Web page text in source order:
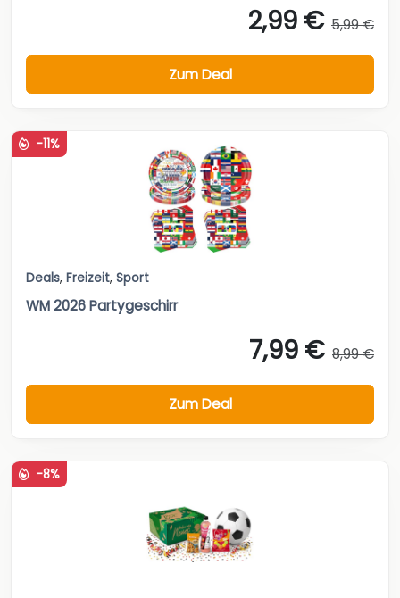
2,99 € 5,99 €
Zum Deal
-11%
Deals, Freizeit, Sport
WM 2026 Partygeschirr
7,99 € 8,99 €
Zum Deal
-8%